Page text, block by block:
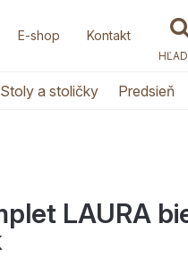
E-shop Kontakt
Stoly a stoličky Predsieň
LAURA